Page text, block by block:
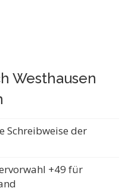
Westhausen
Schreibweise der
+49 für